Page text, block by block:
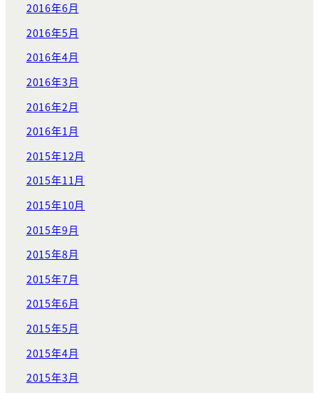
2016年6月
2016年5月
2016年4月
2016年3月
2016年2月
2016年1月
2015年12月
2015年11月
2015年10月
2015年9月
2015年8月
2015年7月
2015年6月
2015年5月
2015年4月
2015年3月